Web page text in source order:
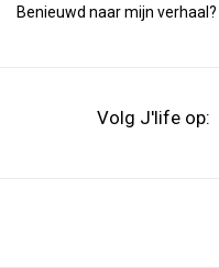
Benieuwd naar mijn verhaal?
Volg J'life op: